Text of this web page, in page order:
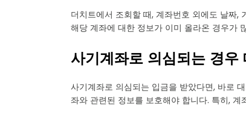
더치트에서 조회할 때, 계좌번호 외에도 날짜,
해당 계좌에 대한 정보가 이미 올라온 경우가
사기계좌로 의심되는 경우
사기계좌로 의심되는 입금을 받았다면, 바로
좌와 관련된 정보를 보호해야 합니다. 특히,